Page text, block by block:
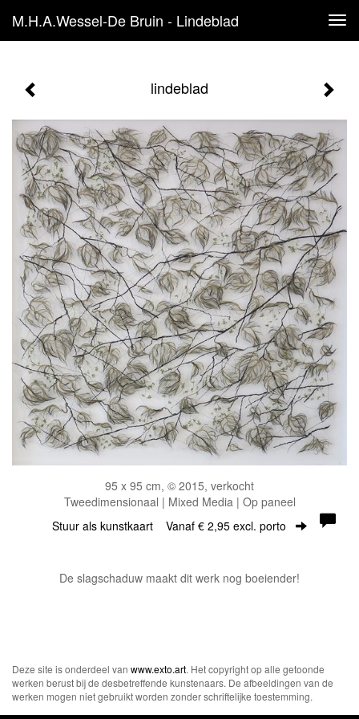
M.H.A.Wessel-De Bruin - Lindeblad
lindeblad
95 x 95 cm, © 2015, verkocht
Tweedimensionaal | Mixed Media | Op paneel
Stuur als kunstkaart Vanaf € 2,95 excl. porto
De slagschaduw maakt dit werk nog boeiender!
Deze site is onderdeel van www.exto.art. Het copyright op alle getoonde
werken berust bij de desbetreffende kunstenaars. De afbeeldingen van de
werken mogen niet gebruikt worden zonder schriftelijke toestemming.